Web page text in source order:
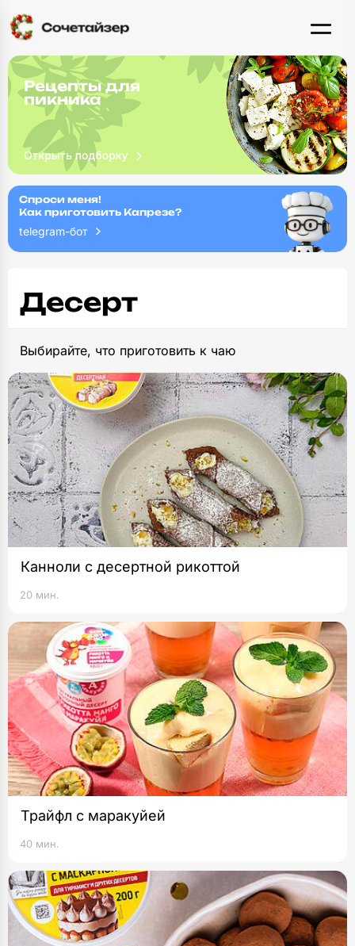
Рецепты для
пикника
Спроси меня!
Как приготовить Капрезе?
telegram-бот
Десерт
Выбирайте, что приготовить к чаю
Канноли с десертной рикоттой
20 мин.
Трайфл с маракуйей
40 мин.